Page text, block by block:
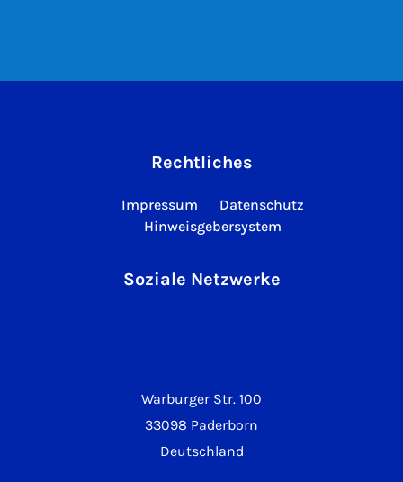
Warburger Str. 100
33098 Paderborn
Deutschland
Rechtliches
Impressum
Datenschutz
Hinweisgebersystem
Soziale Netzwerke